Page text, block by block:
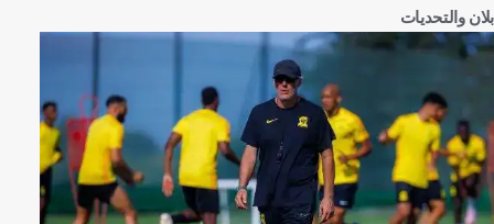
بلان والتحديات